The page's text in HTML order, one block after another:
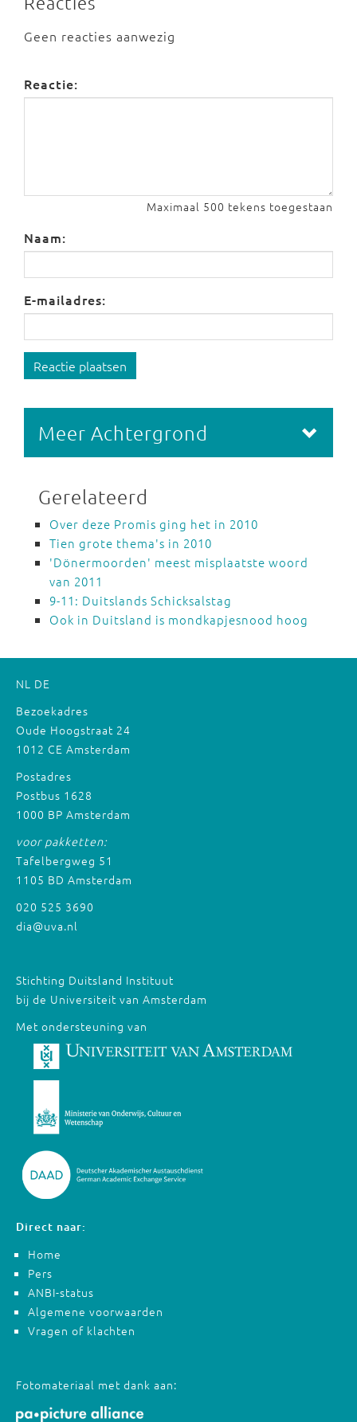
Geen reacties aanwezig
Reactie:
Maximaal 500 tekens toegestaan
Naam:
E-mailadres:
Reactie plaatsen
Meer Achtergrond
Gerelateerd
Over deze Promis ging het in 2010
Tien grote thema's in 2010
'Dönermoorden' meest misplaatste woord
van 2011
9-11: Duitslands Schicksalstag
Ook in Duitsland is mondkapjesnood hoog
NL DE
Bezoekadres
Oude Hoogstraat 24
1012 CE Amsterdam
Postadres
Postbus 1628
1000 BP Amsterdam
voor pakketten:
Tafelbergweg 51
1105 BD Amsterdam
020 525 3690
dia@uva.nl
Stichting Duitsland Instituut
bij de Universiteit van Amsterdam
Met ondersteuning van
Direct naar:
Home
Pers
ANBI-status
Algemene voorwaarden
Vragen of klachten
Fotomateriaal met dank aan: